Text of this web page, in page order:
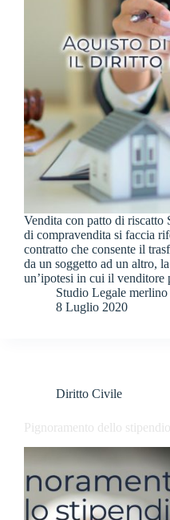
Vendita con patto di riscatto
di compravendita si faccia
contratto che consente il
da un soggetto ad un altro,
un’ipotesi in cui il
Studio Legale
8 Luglio 2020
Diritto Civile
Pignoramento dello stipendio